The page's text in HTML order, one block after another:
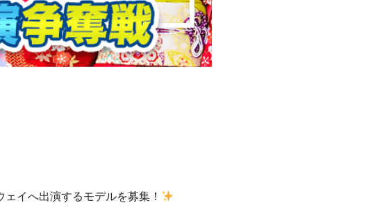
イへ出演するモデルを募集！